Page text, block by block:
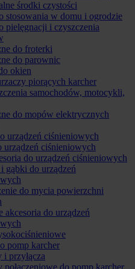
środki czystości
stosowania w domu i ogrodzie
pielęgnacji i czyszczenia
do froterki
do parownic
okien
piorących karcher
samochodów, motocykli,
do mopów elektrycznych
urządzeń ciśnieniowych
urządzeń ciśnieniowych
do urządzeń ciśnieniowych
gąbki do urządzeń
do mycia powierzchni
akcesoria do urządzeń
pomp karcher
i przyłącza
połączeniowe do pomp karcher